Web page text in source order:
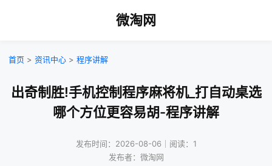
微淘网
首页 > 资讯中心 > 程序讲解
出奇制胜!手机控制程序麻将机_打自动桌选
哪个方位更容易胡-程序讲解
发布时间：2026-08-06｜阅读：1
发布者：微淘网